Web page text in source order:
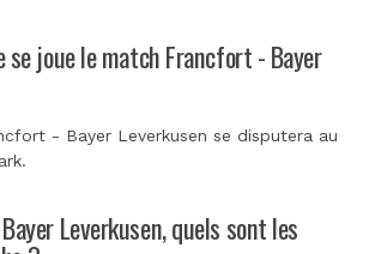
se joue le match Francfort - Bayer
- Bayer Leverkusen se disputera au
.
Leverkusen, quels sont les